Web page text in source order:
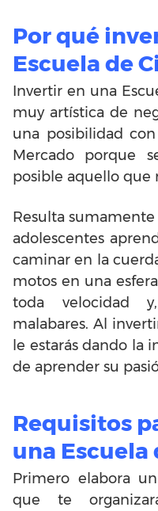
Por qué
Escuela de
Invertir en una
muy artística de
una posibilidad
Mercado porque
posible aquello que
Resulta
adolescentes
caminar en la
motos en una
toda velocidad
malabares. Al
le estarás dando la
de aprender su
Requisitos
una Escuela
Primero elabora
que te